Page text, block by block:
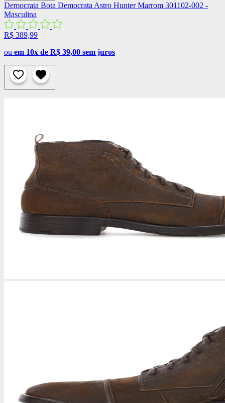
Democrata Bota Democrata Astro Hunter Marrom 301102-002 -
Masculina
R$ 389,99
ou em 10x de R$ 39,00 sem juros